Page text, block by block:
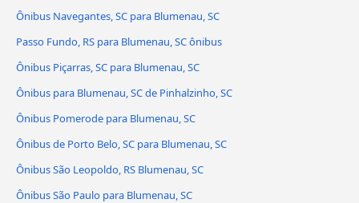
Ônibus Navegantes, SC para Blumenau, SC
Passo Fundo, RS para Blumenau, SC ônibus
Ônibus Piçarras, SC para Blumenau, SC
Ônibus para Blumenau, SC de Pinhalzinho, SC
Ônibus Pomerode para Blumenau, SC
Ônibus de Porto Belo, SC para Blumenau, SC
Ônibus São Leopoldo, RS Blumenau, SC
Ônibus São Paulo para Blumenau, SC